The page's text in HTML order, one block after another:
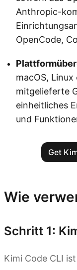
Anthropic-
OpenCode,
macOS,
mitgelieferte
einheitliches
und
Get
Wie
Schritt 1:
Kimi Code CLI